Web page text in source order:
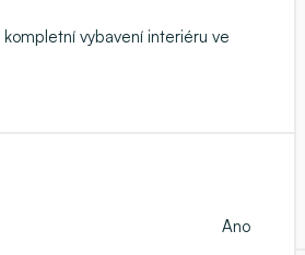
kompletní vybavení interiéru ve
Ano